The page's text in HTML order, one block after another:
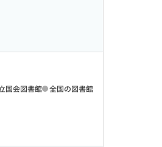
国会図書館 全国の図書館